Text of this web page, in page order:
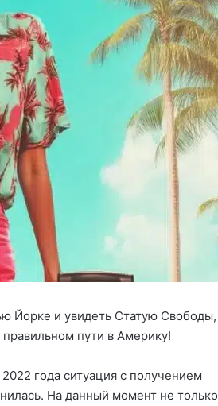
Йорке и увидеть Статую Свободы,
пути в Америку!
года ситуация с получением
На данный момент не только